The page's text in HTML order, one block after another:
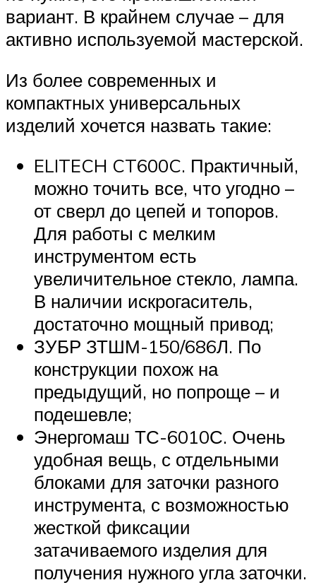
вариант. В крайнем случае – для
активно используемой мастерской.
Из более современных и
компактных универсальных
изделий хочется назвать такие:
ELITECH CT600C. Практичный,
можно точить все, что угодно –
от сверл до цепей и топоров.
Для работы с мелким
инструментом есть
увеличительное стекло, лампа.
В наличии искрогаситель,
достаточно мощный привод;
ЗУБР ЗТШМ-150/686Л. По
конструкции похож на
предыдущий, но попроще – и
подешевле;
Энергомаш ТС-6010С. Очень
удобная вещь, с отдельными
блоками для заточки разного
инструмента, с возможностью
жесткой фиксации
затачиваемого изделия для
получения нужного угла заточки.